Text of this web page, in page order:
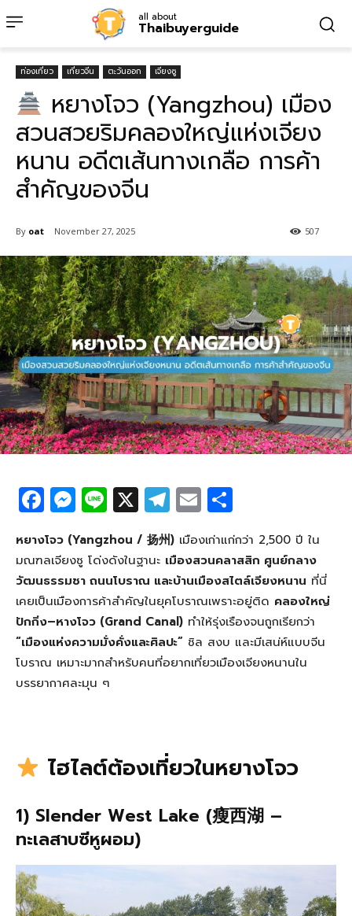
all about
Thaibuyerguide
ท่องเที่ยว เที่ยวจีน ตะวันออก เจียงซู
หยางโจว (Yangzhou) เมือง
สวนสวยริมคลองใหญ่แห่งเจียง
หนาน อดีตเส้นทางเกลือ การค้า
สำคัญของจีน
By oat November 27, 2025 507
F
a
c
e
b
o
o
k
M
e
ss
e
n
g
er
Li
n
e
X T
el
e
g
ra
m
E
m
ail
h
ar
e
หยางโจว (Yangzhou / 扬州) เมืองเก่าแก่กว่า 2,500 ปี ใน
มณฑลเจียงซู โด่งดังในฐานะ เมืองสวนคลาสสิก ศูนย์กลาง
วัฒนธรรมชา ถนนโบราณ และบ้านเมืองสไตล์เจียงหนาน ที่นี่
เคยเป็นเมืองการค้าสำคัญในยุคโบราณเพราะอยู่ติด คลองใหญ่
ปักกิ่ง–หางโจว (Grand Canal) ทำให้รุ่งเรืองจนถูกเรียกว่า
“เมืองแห่งความมั่งคั่งและศิลปะ” ชิล สงบ และมีเสน่ห์แบบจีน
โบราณ เหมาะมากสำหรับคนที่อยากเที่ยวเมืองเจียงหนานใน
บรรยากาศละมุน ๆ
ไฮไลต์ต้องเที่ยวในหยางโจว
1) Slender West Lake (瘦西湖 –
ทะเลสาบซีหูผอม)